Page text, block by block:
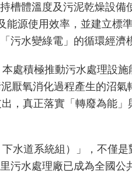
槽體溫度及污泥乾燥設備
源使用效率，並建立標
污水變綠電」的循環經濟
處積極推動污水處理設
厭氧消化過程產生的沼
，真正落實「轉廢為能
水道系統組）」，不僅
污水處理廠已成為全國公